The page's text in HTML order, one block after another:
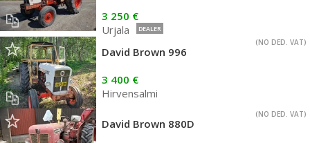
3 250 €
Urjala
DEALER
(NO DED. VAT)
David Brown 996
3 400 €
Hirvensalmi
(NO DED. VAT)
David Brown 880D